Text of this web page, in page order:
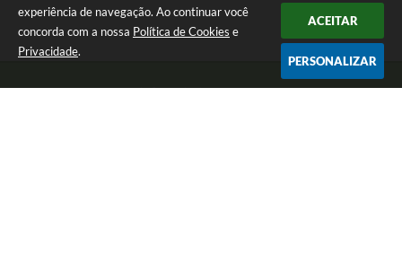
experiência de navegação. Ao continuar você
concorda com a nossa Política de Cookies e
Privacidade.
ACEITAR
PERSONALIZAR
Telefone: (35) 99971-1768